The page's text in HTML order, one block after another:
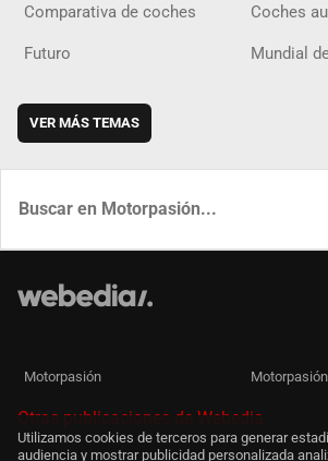
Comparativa de coches Coches
Futuro Mundial
VER MÁS TEMAS
Motorpasión
Otras publicaciones de Webedia
Utilizamos cookies de terceros para generar
audiencia y mostrar publicidad personalizada